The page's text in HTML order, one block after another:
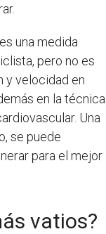
una medida
pero no es
y velocidad en
en la técnica
Una
se puede
para el mejor
vatios?